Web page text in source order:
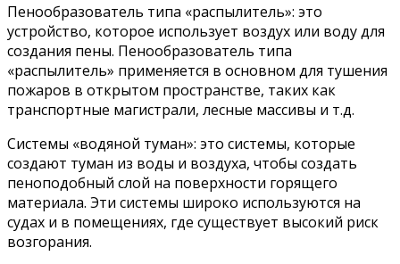
Пенообразователь типа «распылитель»: это
устройство, которое использует воздух или воду для
создания пены. Пенообразователь типа
«распылитель» применяется в основном для тушения
пожаров в открытом пространстве, таких как
транспортные магистрали, лесные массивы и т.д.
Системы «водяной туман»: это системы, которые
создают туман из воды и воздуха, чтобы создать
пеноподобный слой на поверхности горящего
материала. Эти системы широко используются на
судах и в помещениях, где существует высокий риск
возгорания.